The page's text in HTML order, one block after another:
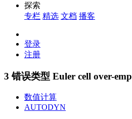
探索
专栏 精选 文档 播客
登录
注册
3错误类型 Euler cell over-
数值计算
AUTODYN